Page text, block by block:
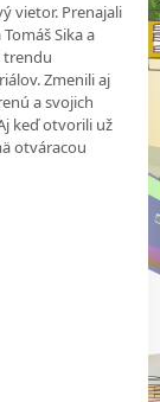
vietor. Prenajali
Sika a
trendu
Zmenili aj
a svojich
keď otvorili už
otváracou